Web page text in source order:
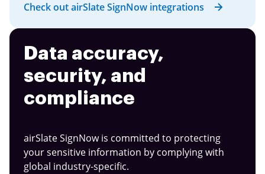
Check out airSlate SignNow integrations
Data accuracy,
security, and
compliance
airSlate SignNow is committed to protecting
your sensitive information by complying with
global industry-specific.